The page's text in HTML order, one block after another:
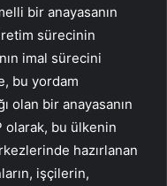
bir anayasanın
sürecinin
imal sürecini
bu yordam
olan bir anayasanın
olarak, bu ülkenin
hazırlanan
işçilerin,